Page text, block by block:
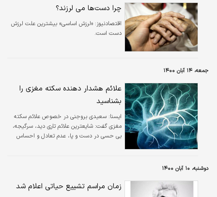
«دیدنی‌ها» به شهرت رسید.
چرا دست‌ها می لرزند؟
اقتصادنیوز: «لرزش اساسی» بیشترین علت لرزش
دست است.
جمعه، ۱۴ آبان ۱۴۰۰
علائم هشدار دهنده سکته مغزی را
بشناسید
ايسنا: سعیدی بروجنی در خصوص علائم سکته
مغزی گفت: شایعترین علائم تاری دید، سرگیجه،
بی حسی در دست و پا، عدم تعادل و احساس
دوشنبه، ۱۰ آبان ۱۴۰۰
زمان مراسم تشییع حیاتی اعلام شد